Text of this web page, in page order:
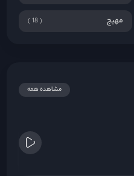
مهیج 18
مشاهده همه